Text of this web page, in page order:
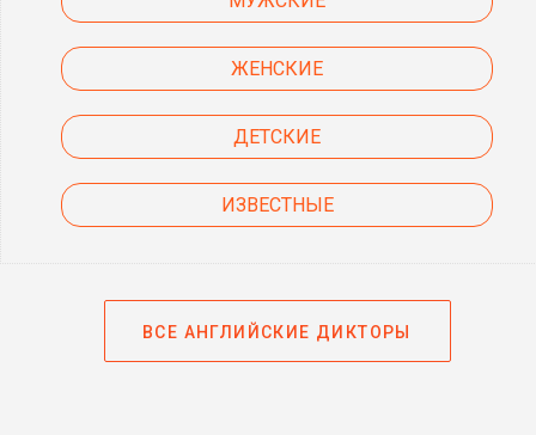
ЖЕНСКИЕ
ДЕТСКИЕ
ИЗВЕСТНЫЕ
ВСЕ АНГЛИЙСКИЕ ДИКТОРЫ